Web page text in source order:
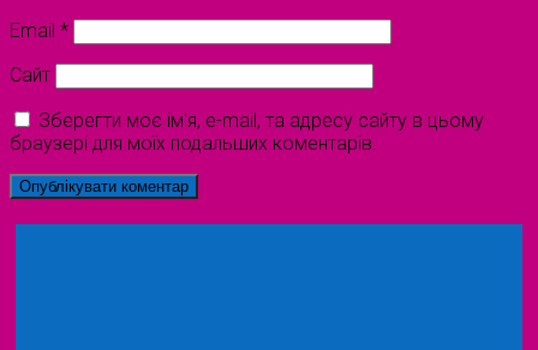
Email *
Сайт
Зберегти моє ім'я, e-mail, та адресу сайту в цьому
браузері для моїх подальших коментарів.